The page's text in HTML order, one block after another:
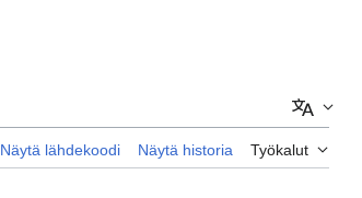
Lisää
Näytä lähdekoodi Näytä historia Työkalut